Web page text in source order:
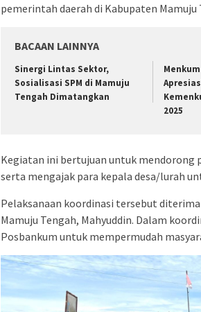
pemerintah daerah di Kabupaten Mamuju
BACAAN LAINNYA
Sinergi Lintas Sektor,
Sosialisasi SPM di Mamuju
Tengah Dimatangkan
2025
Kegiatan ini bertujuan untuk mendorong
serta mengajak para kepala desa/lurah
Pelaksanaan koordinasi tersebut
Mamuju Tengah, Mahyuddin. Dalam
Posbankum untuk mempermudah